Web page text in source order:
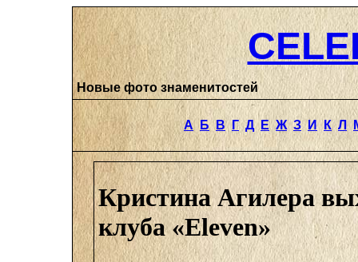
Новые фото знаменитостей
А Б В Г Д Е Ж З И К Л
Кристина Агилера
клуба «Eleven»